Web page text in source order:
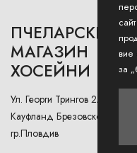
ПЧЕЛАРСКИ
МАГАЗИН
ХОСЕЙНИ
Ул. Георги Трингов 2А (до
Кауфланд Брезовско Шосе),
гр.Пловдив
вие
за